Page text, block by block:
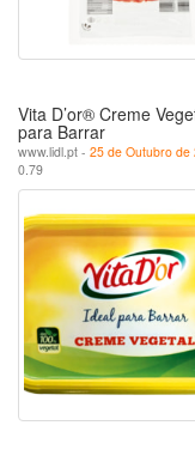
Vita D’or® Creme
para Barrar
www.lidl.pt - 25 de Outubro de
0.79